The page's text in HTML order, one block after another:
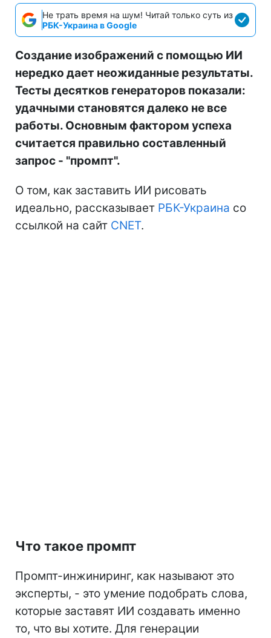
Не трать время на шум! Читай только суть из
РБК-Украина в Google
Создание изображений с помощью ИИ
нередко дает неожиданные результаты.
Тесты десятков генераторов показали:
удачными становятся далеко не все
работы. Основным фактором успеха
считается правильно составленный
запрос - "промпт".
О том, как заставить ИИ рисовать
идеально, рассказывает РБК-Украина со
ссылкой на сайт CNET.
Что такое промпт
Промпт-инжиниринг, как называют это
эксперты, - это умение подобрать слова,
которые заставят ИИ создавать именно
то, что вы хотите. Для генерации